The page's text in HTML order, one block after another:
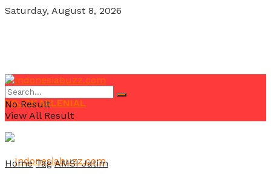
Saturday, August 8, 2026
POJOK MILENIAL
No Result
View All Result
Home Tag AMSI Jatim